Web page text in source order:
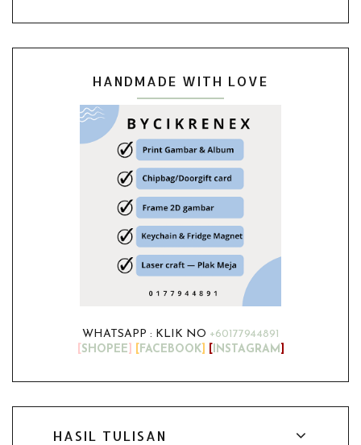
HANDMADE WITH LOVE
WHATSAPP : KLIK NO +60177944891
SHOPEE FACEBOOK] INSTAGRAM
HASIL TULISAN